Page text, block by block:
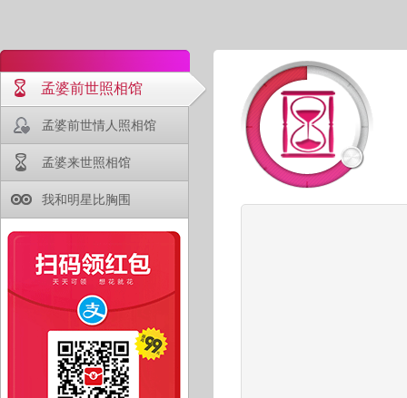
孟婆前世照相馆
孟婆前世情人照相馆
孟婆来世照相馆
我和明星比胸围